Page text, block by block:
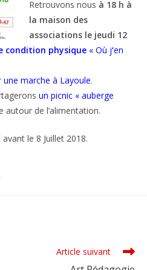
Retrouvons nous à 18 h à
la maison des
associations le jeudi 12
condition physique « Où j‘en
une marche à Layoule.
un picnic « auberge
autour de l’alimentation.
avant le 8 Juillet 2018.
Article suivant